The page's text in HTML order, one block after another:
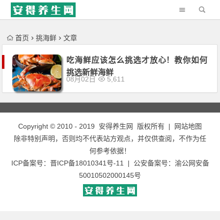
'); })();
首页 挑海鲜 文章
吃海鲜应该怎么挑选才放心！教你如何
挑选新鲜海鲜
08月02日 5,611
Copyright © 2010 - 2019 安得养生网 版权所有 |
网站地图
除非特别声明，否则均不代表站方观点，并仅供查阅，不作为任
何参考依据！
ICP备案号： 晋ICP备18010341号-11 | 公安备案号： 渝公网安备
50010502000145号